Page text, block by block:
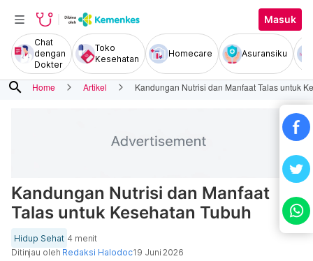
Masuk
Chat
dengan
Dokter
Toko
Kesehatan
Homecare Asuransiku
search Home Artikel Kandungan Nutrisi dan Manfaat Talas untuk
Kandungan Nutrisi dan Manfaat
Talas untuk Kesehatan Tubuh
Hidup Sehat 4 menit
Ditinjau oleh Redaksi Halodoc19 Juni 2026